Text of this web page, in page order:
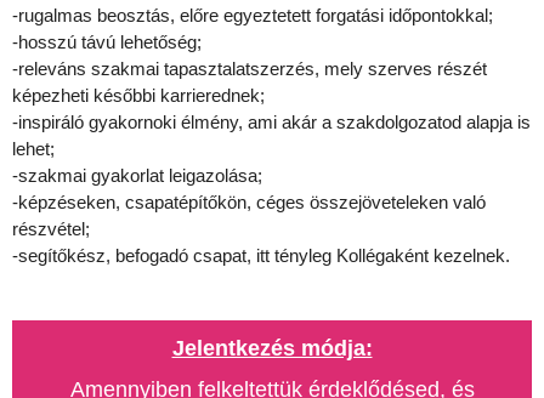
-rugalmas beosztás, előre egyeztetett forgatási időpontokkal;
-hosszú távú lehetőség;
-releváns szakmai tapasztalatszerzés, mely szerves részét
képezheti későbbi karrierednek;
-inspiráló gyakornoki élmény, ami akár a szakdolgozatod alapja is
lehet;
-szakmai gyakorlat leigazolása;
-képzéseken, csapatépítőkön, céges összejöveteleken való
részvétel;
-segítőkész, befogadó csapat, itt tényleg Kollégaként kezelnek.
Jelentkezés módja:
Amennyiben felkeltettük érdeklődésed, és